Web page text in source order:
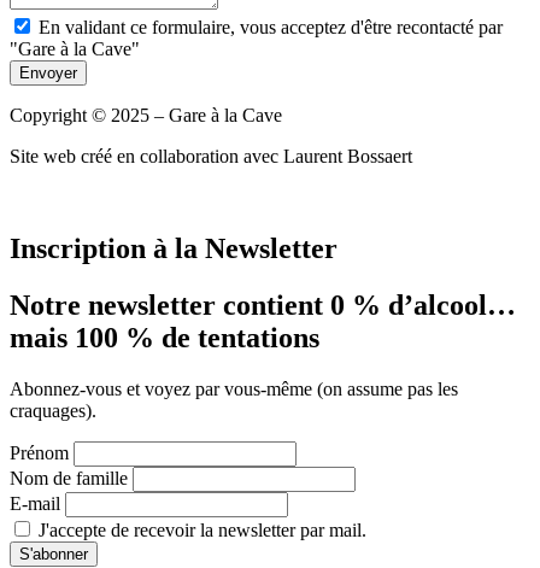
En validant ce formulaire, vous acceptez d'être recontacté par
"Gare à la Cave"
Envoyer
Copyright © 2025 – Gare à la Cave
Site web créé en collaboration avec Laurent Bossaert
Inscription à la Newsletter
Notre newsletter contient 0 % d’alcool…
mais 100 % de tentations
Abonnez-vous et voyez par vous-même (on assume pas les
craquages).
Prénom
Nom de famille
E-mail
J'accepte de recevoir la newsletter par mail.